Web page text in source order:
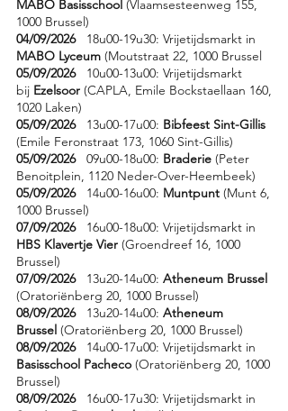
MABO Basisschool (Vlaamsesteenweg 155,
1000 Brussel)
04/09/202618u00-19u30: Vrijetijdsmarkt in
MABO Lyceum (Moutstraat 22, 1000 Brussel
05/09/202610u00-13u00: Vrijetijdsmarkt
bij Ezelsoor (CAPLA, Emile Bockstaellaan 160,
1020 Laken)
05/09/202613u00-17u00: Bibfeest Sint-Gillis
(Emile Feronstraat 173, 1060 Sint-Gillis)
05/09/202609u00-18u00: Braderie (Peter
Benoitplein, 1120 Neder-Over-Heembeek)
05/09/2026
14u00-16u00: Muntpunt (Munt 6,
1000 Brussel)
07/09/202616u00-18u00: Vrijetijdsmarkt in
HBS Klavertje Vier (Groendreef 16, 1000
Brussel)
07/09/202613u20-14u00: Atheneum Brussel
(Oratoriënberg 20, 1000 Brussel)
08/09/202613u20-14u00: Atheneum
Brussel (Oratoriënberg 20, 1000 Brussel)
08/09/202614u00-17u00: Vrijetijdsmarkt in
Basisschool Pacheco (Oratoriënberg 20, 1000
Brussel)
08/09/2026
16u00-17u30: Vrijetijdsmarkt in